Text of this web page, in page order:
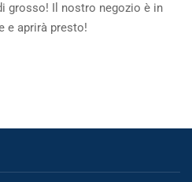
grosso! Il nostro negozio è in
e aprirà presto!